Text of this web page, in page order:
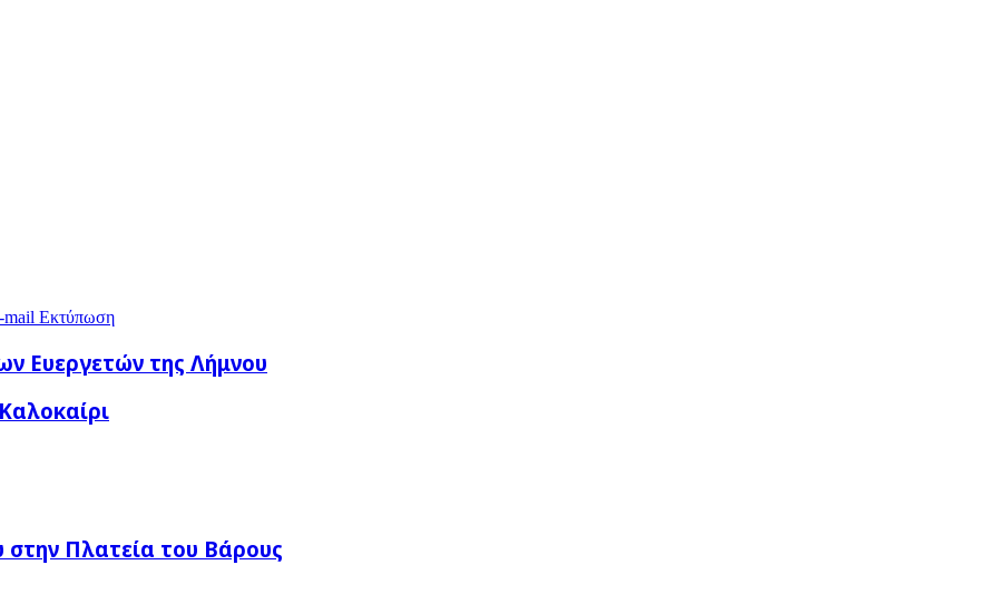
mail Εκτύπωση
Ευεργετών της Λήμνου
Πλατεία του Βάρους